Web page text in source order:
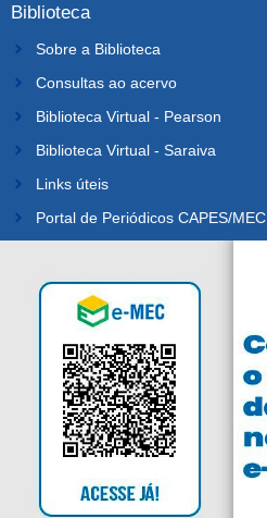
Biblioteca
Sobre a Biblioteca
Consultas ao acervo
Biblioteca Virtual - Pearson
Biblioteca Virtual - Saraiva
Links úteis
Portal de Periódicos CAPES/MEC